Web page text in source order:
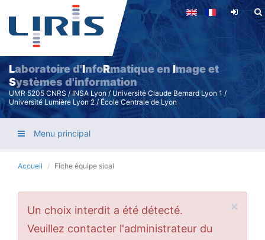
Aller
contenu
principal
Laboratoire d'InfoRmatique enImage et
Systèmes d'information
UMR 5205 CNRS / INSA Lyon / Université Claude Bernard Lyon 1 /
Université Lumière Lyon 2 / École Centrale de Lyon
Menu principal
Accueil Fiche équipe sical
×
Message
d'erreur
Un choix interdit a été détecté.
Veuillez contacter l'administrateur du